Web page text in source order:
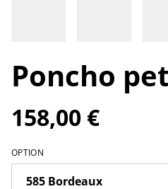
Poncho
158,00 €
OPTION